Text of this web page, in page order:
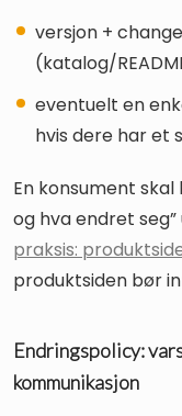
versjon +
(katalog/
eventuelt en
hvis dere har et
En konsument skal
og hva endret
praksis:
produktsiden bør
Endringspolicy:
kommunikasjon